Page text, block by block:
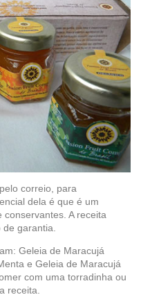
correio, para
dela é que é um
A receita
garantia.
Geleia de Maracujá
e Geleia de Maracujá
com uma torradinha ou
receita.